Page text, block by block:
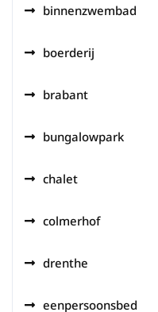
binnenzwembad
boerderij
brabant
bungalowpark
chalet
colmerhof
drenthe
eenpersoonsbed